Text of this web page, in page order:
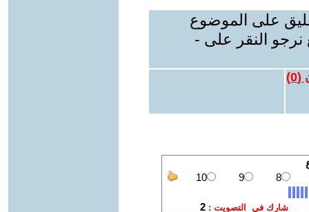
على الموضوع
نرجو النقر على -
(
0
)